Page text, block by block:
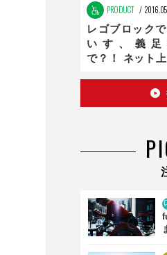
PRODUCT
レゴブロック
いす、義足
で？！ ネット